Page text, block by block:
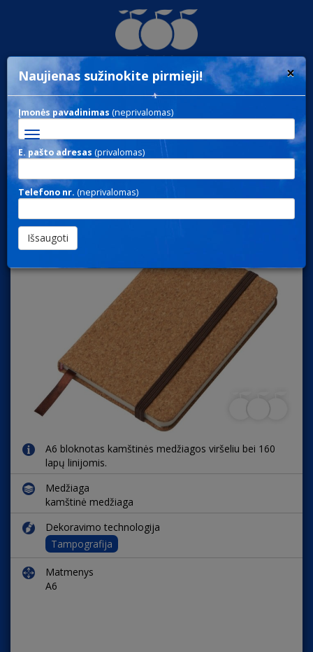
Toggle
navigation
NOTE 030 / UŽRAŠINĖS
A6 bloknotas kamštinės medžiagos viršeliu bei 160
lapų linijomis.
Medžiaga
kamštinė medžiaga
Dekoravimo technologija
Tampografija
Matmenys
A6
×
Naujienas sužinokite pirmieji!
Įmonės pavadinimas (neprivalomas)
E. pašto adresas (privalomas)
Telefono nr. (neprivalomas)